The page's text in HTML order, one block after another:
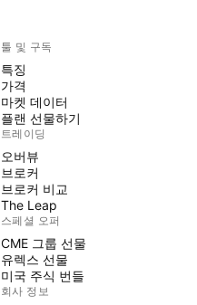
툴 및 구독
특징
가격
마켓 데이터
플랜 선물하기
트레이딩
오버뷰
브로커
브로커 비교
The Leap
스페셜 오퍼
CME 그룹 선물
유렉스 선물
미국 주식 번들
회사 정보